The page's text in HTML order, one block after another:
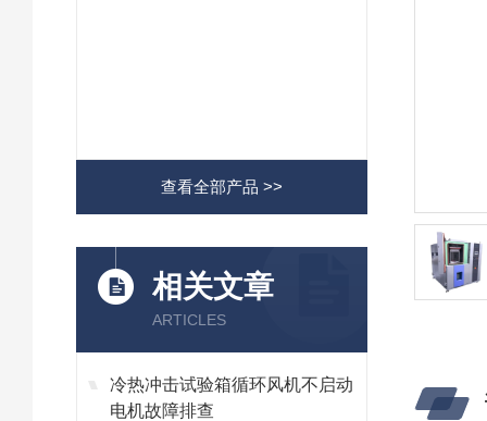
查看全部产品 >>
相关文章
ARTICLES
冷热冲击试验箱循环风机不启动
电机故障排查